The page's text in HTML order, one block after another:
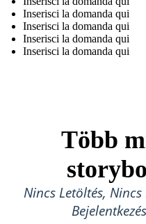
Inserisci la domanda qui
Inserisci la domanda qui
Inserisci la domanda qui
Inserisci la domanda qui
Több
Nincs Letöltés,